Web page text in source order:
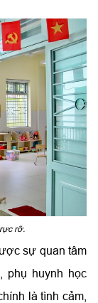
rỡ.
sự quan tâm
phụ huynh học
là tình cảm,